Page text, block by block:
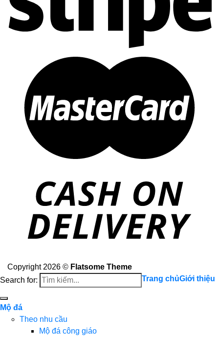
Copyright 2026 © Flatsome Theme
Search for:
Trang chủGiới thiệu
Mộ đá
Theo nhu cầu
Mộ đá công giáo